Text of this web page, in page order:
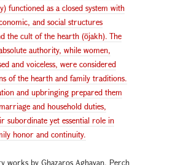
functioned as a closed system with
and social structures
the cult of the hearth (ōjakh). The
authority, while women,
and voiceless, were considered
of the hearth and family traditions.
and upbringing prepared them
and household duties,
subordinate yet essential role in
honor and continuity.
works by Ghazaros Aghayan, Perch